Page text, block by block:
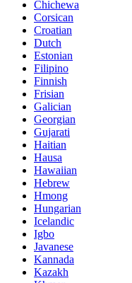
Chichewa
Corsican
Croatian
Dutch
Estonian
Filipino
Finnish
Frisian
Galician
Georgian
Gujarati
Haitian
Hausa
Hawaiian
Hebrew
Hmong
Hungarian
Icelandic
Igbo
Javanese
Kannada
Kazakh